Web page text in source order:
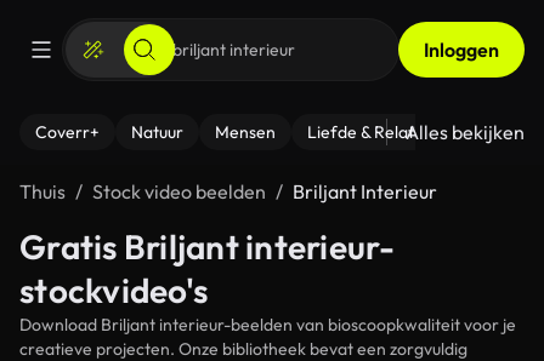
Inloggen
Coverr+ Natuur Mensen Liefde & Relaties - Fitness
Alles bekijken
Thuis Stock video beelden Briljant Interieur
Gratis Briljant interieur-
stockvideo's
Download Briljant interieur-beelden van bioscoopkwaliteit voor je
creatieve projecten. Onze bibliotheek bevat een zorgvuldig